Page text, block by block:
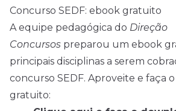
Concurso SEDF: ebook gratuito
A equipe pedagógica do Direção
Concursos preparou um ebook
principais disciplinas a serem
concurso SEDF. Aproveite e faça
gratuito: